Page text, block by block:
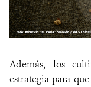
Además, los
estrategia para